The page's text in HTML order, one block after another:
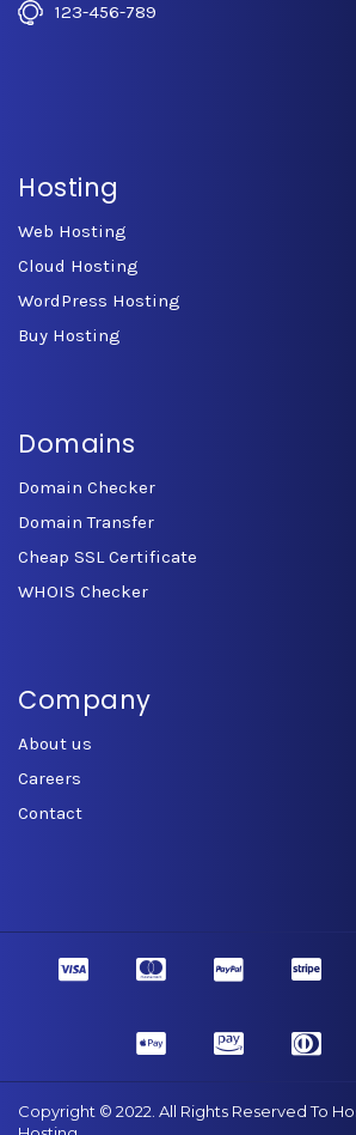
123-456-789
Hosting
Web Hosting
Cloud Hosting
WordPress Hosting
Buy Hosting
Domains
Domain Checker
Domain Transfer
Cheap SSL Certificate
WHOIS Checker
Company
About us
Careers
Contact
Copyright © 2022. All Rights Reserved To